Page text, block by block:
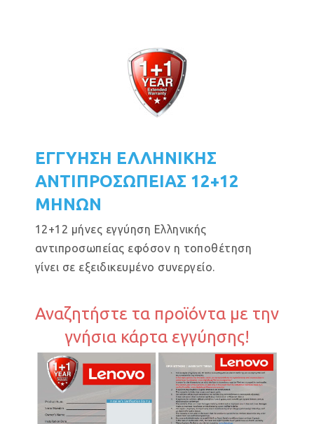
ΕΓΓΥΗΣΗ ΕΛΛΗΝΙΚΗΣ
ΑΝΤΙΠΡΟΣΩΠΕΙΑΣ 12+12
ΜΗΝΩΝ
12+12 μήνες εγγύηση Ελληνικής
αντιπροσωπείας εφόσον η τοποθέτηση
γίνει σε εξειδικευμένο συνεργείο.
Αναζητήστε τα προϊόντα με την
γνήσια κάρτα εγγύησης!